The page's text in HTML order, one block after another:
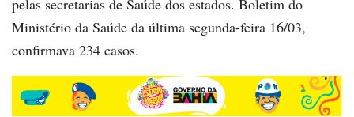
Ministério da Saúde da última segunda-feira 16/03,
confirmava 234 casos.